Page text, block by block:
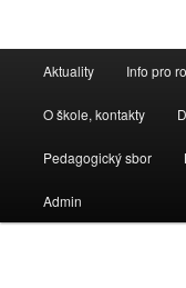
navigační
Aktuality Info pro
O škole, kontakty
Pedagogický sbor
Admin